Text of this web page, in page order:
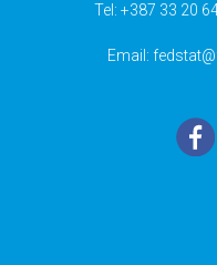
Tel: +387 33 20
Email: